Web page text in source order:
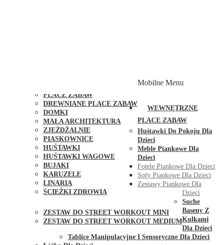
PLACE ZABAW
DREWNIANE PLACE ZABAW
DOMKI
MAŁA ARCHITEKTURA
ZJEŻDŻALNIE
PIASKOWNICE
HUŚTAWKI
HUŚTAWKI WAGOWE
BUJAKI
KARUZELE
LINARIA
ŚCIEŻKI ZDROWIA
ZESTAW DO STREET WORKOUT MINI
ZESTAW DO STREET WORKOUT MEDIUM
Mobilne Menu
WEWNĘTRZNE
PLACE ZABAW
Huśtawki Do Pokoju Dla
Dzieci
Meble Piankowe Dla
Dzieci
Fotele Piankowe Dla Dzieci
Sofy Piankowe Dla Dzieci
Zestawy Piankowe Dla
Dzieci
Suche
Baseny Z
Kulkami
Dla Dzieci
Tablice Manipulacyjne I Sensoryczne Dla Dzieci